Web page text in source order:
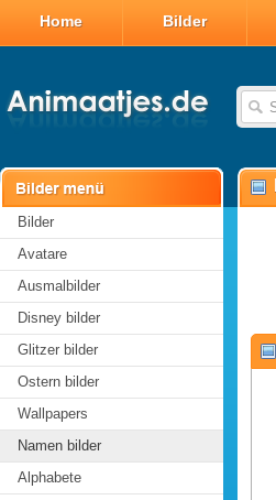
Home Bilder
Bilder
Avatare
Ausmalbilder
Disney bilder
Glitzer bilder
Ostern bilder
Wallpapers
Namen bilder
Alphabete